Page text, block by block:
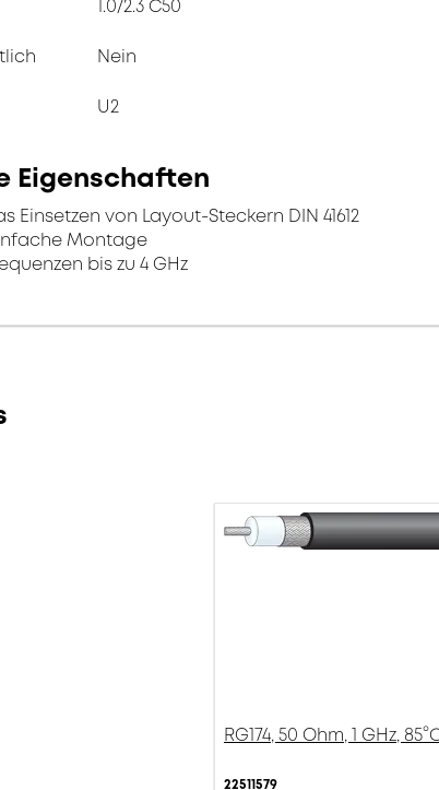
1.0/2.3 C50
Nein
U2
Eigenschaften
Einsetzen von Layout-Steckern DIN 41612
Montage
bis zu 4 GHz
RG174, 50 Ohm, 1 GHz,
22511579